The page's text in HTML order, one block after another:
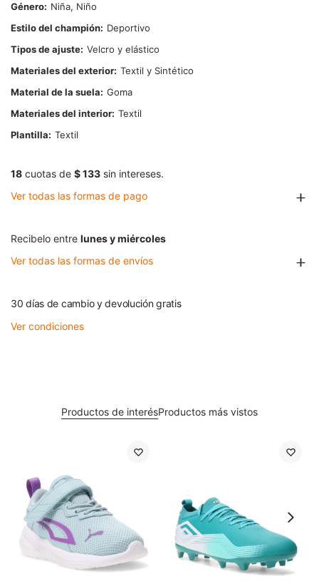
Género
Niña, Niño
Estilo del champión
Deportivo
Tipos de ajuste Velcro y elástico
Materiales del exterior Textil y Sintético
Material de la suela
Goma
Materiales del interior Textil
Plantilla
Textil
18 cuotas de $ 133 sin intereses.
Ver todas las formas de pago
Recibelo entre lunes y miércoles
Ver todas las formas de envíos
30 días de cambio y devolución gratis
Ver condiciones
Productos de interésProductos más vistos